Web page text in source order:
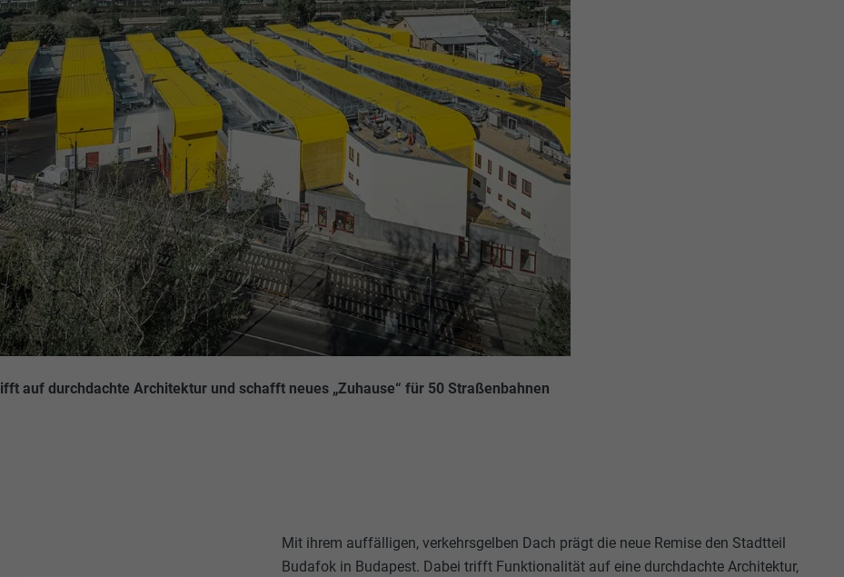
auf durchdachte Architektur und schafft neues „Zuhause“ für 50 Straßenbahnen
Mit ihrem auffälligen, verkehrsgelben Dach prägt die neue Remise den Stadtteil
Budafok in Budapest. Dabei trifft Funktionalität auf eine durchdachte Architektur,